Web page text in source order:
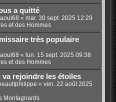
a quitté
« mar. 30 sept. 2025 12:29
et des Hommes
très populaire
« lun. 15 sept. 2025 09:38
et des Hommes
rejoindre les étoiles
« ven. 22 août 2025
Montagnards